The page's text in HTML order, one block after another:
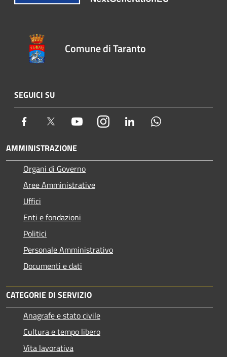
Comune di Taranto
SEGUICI SU
Facebook Twitter YoutubeInstagram LinkedIn
AMMINISTRAZIONE
Organi di Governo
Aree Amministrative
Uffici
Enti e fondazioni
Politici
Personale Amministrativo
Documenti e dati
CATEGORIE DI SERVIZIO
Anagrafe e stato civile
Cultura e tempo libero
Vita lavorativa